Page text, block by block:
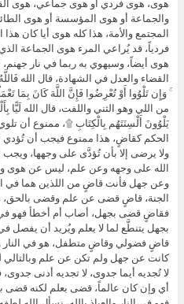
هوى، هوى فردي أو هوى جماعي، هوى
والجماعة أو هوى المؤسسة أو هوى
المجتمع والأمة، هذا كله هوى أيا كان
فردياً، قد يُراعي المرء هوى الجماعة
هوى أيضاً، وسيهوي به ربما في نار
القضاء والعدل في الشهادة، قال الله
وَإِن تَلْوُوا أَوْ تُعْرِضُوا فَإِنَّ اللَّهَ كَانَ بِمَا
من اللي وهو الثني واللفت، قال الله لَيًّا
يَلْوُونَ أَلْسِنَتَهُم بِالْكِتَابِ ۩، ممنوع أن
الحكم كقاضٍ، هذا ممنوع فيجب أن تُؤدي
ولا يرضى إلا بأن تُؤدَّى على وجهها،
الله على وجهه وعن علم، ليس عن
وعن جهل فأنت قاضٍ من اللذين هما في
الجنة، قاضٍ قضى عن علم وقضى بالحق،
فقاضٍ قضى بجهل، أصاب أم أخطأ فهو في
بجهل يتنطَّع لما لا يعلم ويُريد أن
قاضٍ فضولي وقاضٍ متطفل، هو في النار
كانت عن جهل ولم تكن عن علم وبالتالي
لا تُجديه أيما جدوى، لا تجديه أدنى
أي وإن كان عالماً، قضى بعلم لكنه قضى